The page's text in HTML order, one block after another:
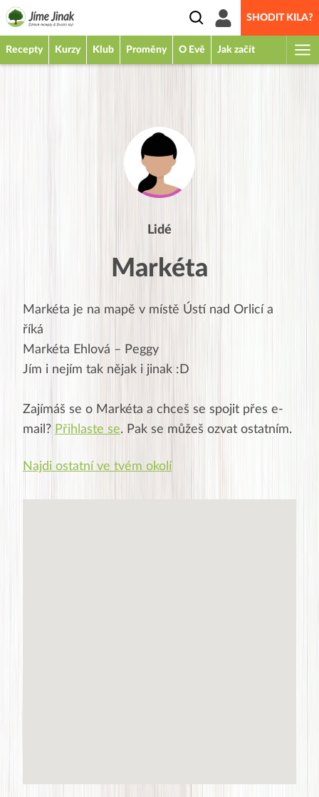
SHODIT KILA?
Recepty Kurzy Klub Proměny O Evě Jak začít
Lidé
Markéta
Markéta je na mapě v místě Ústí nad Orlicí a
říká
Markéta Ehlová – Peggy
Jím i nejím tak nějak i jinak :D
Zajímáš se o Markéta a chceš se spojit přes e-
mail? Přihlaste se. Pak se můžeš ozvat ostatním.
Najdi ostatní ve tvém okolí